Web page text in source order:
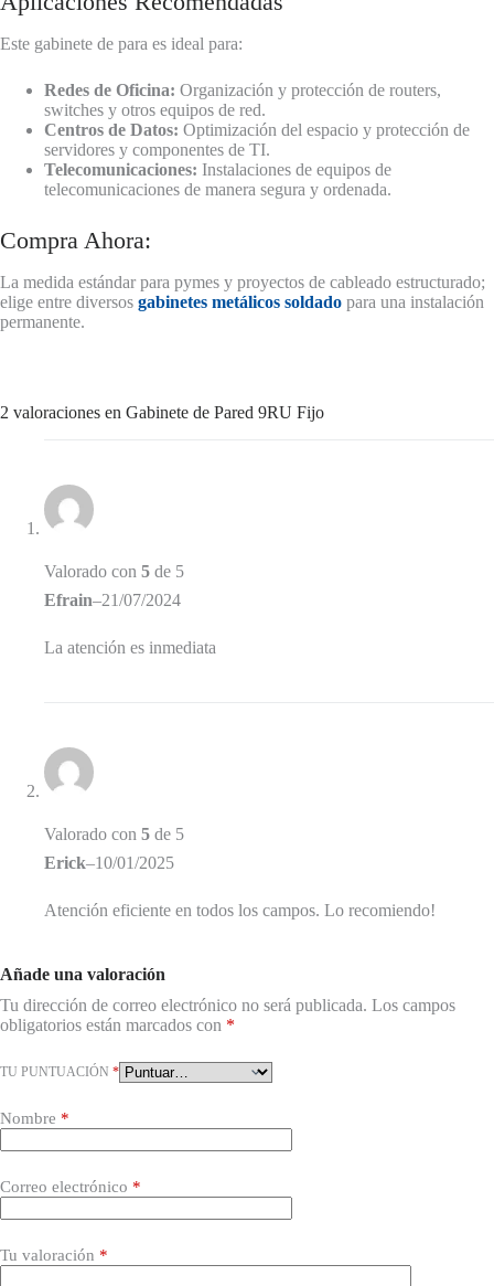
Este gabinete de para es ideal para:
Redes de Oficina: Organización y protección de routers,
switches y otros equipos de red.
Centros de Datos: Optimización del espacio y protección de
servidores y componentes de TI.
Telecomunicaciones: Instalaciones de equipos de
telecomunicaciones de manera segura y ordenada.
Compra Ahora:
La medida estándar para pymes y proyectos de cableado estructurado;
elige entre diversos gabinetes metálicos soldado para una instalación
permanente.
2 valoraciones en Gabinete de Pared 9RU Fijo
Valorado con 5 de 5
Efrain–21/07/2024
La atención es inmediata
Valorado con 5 de 5
Erick–10/01/2025
Atención eficiente en todos los campos. Lo recomiendo!
Añade una valoración
Tu dirección de correo electrónico no será publicada. Los campos
obligatorios están marcados con *
TU PUNTUACIÓN *
Nombre *
Correo electrónico *
Tu valoración *